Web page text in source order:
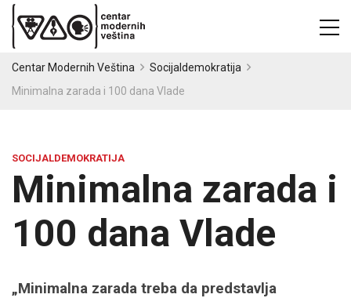
Centar Modernih Veština
Socijaldemokratija
Minimalna zarada i 100 dana Vlade
SOCIJALDEMOKRATIJA
Minimalna zarada i
100 dana Vlade
„Minimalna zarada treba da predstavlja